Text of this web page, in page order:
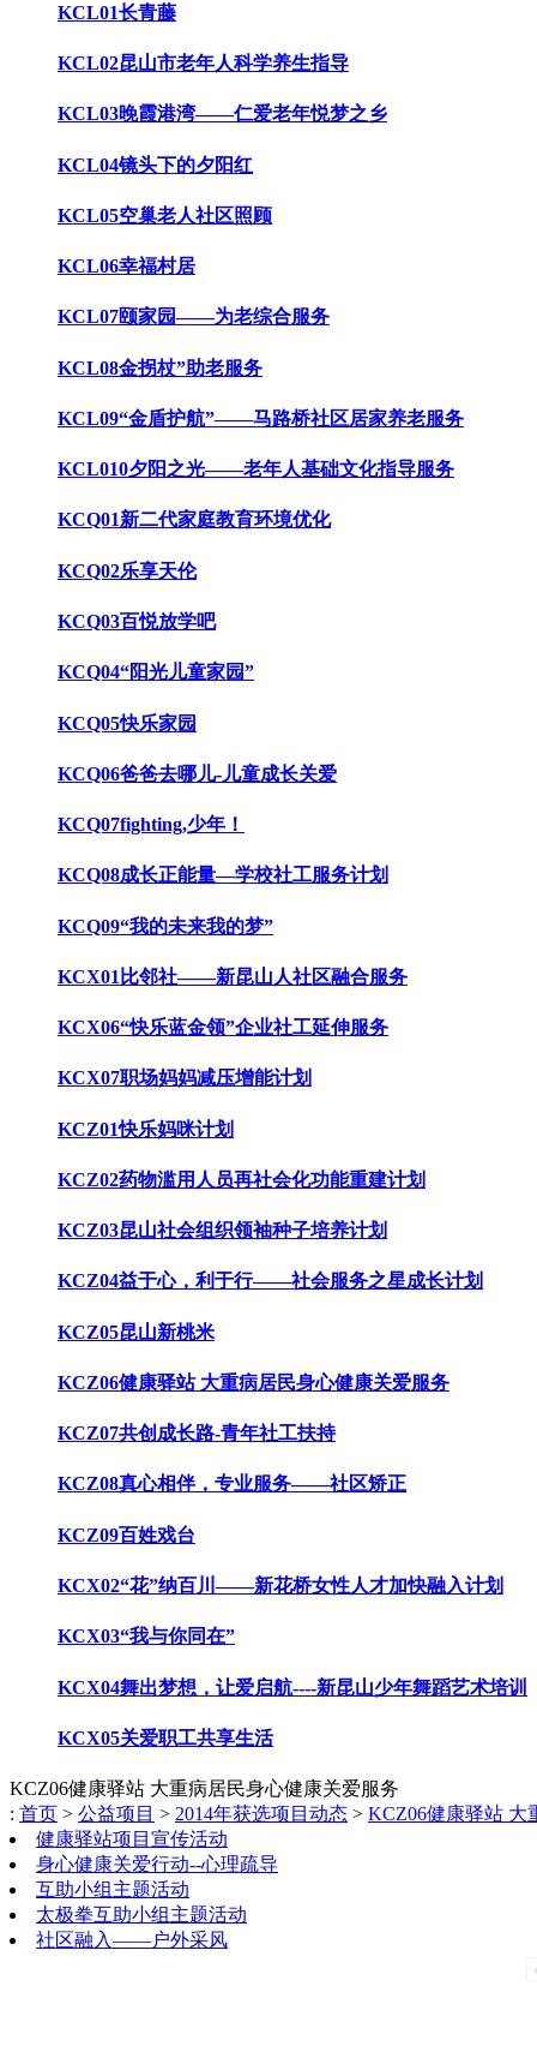
KCL01长青藤
KCL02昆山市老年人科学养生指导
KCL03晚霞港湾——仁爱老年悦梦之乡
KCL04镜头下的夕阳红
KCL05空巢老人社区照顾
KCL06幸福村居
KCL07颐家园——为老综合服务
KCL08金拐杖”助老服务
KCL09“金盾护航”——马路桥社区居家养老服务
KCL010夕阳之光——老年人基础文化指导服务
KCQ01新二代家庭教育环境优化
KCQ02乐享天伦
KCQ03百悦放学吧
KCQ04“阳光儿童家园”
KCQ05快乐家园
KCQ06爸爸去哪儿-儿童成长关爱
KCQ07fighting,少年！
KCQ08成长正能量—学校社工服务计划
KCQ09“我的未来我的梦”
KCX01比邻社——新昆山人社区融合服务
KCX06“快乐蓝金领”企业社工延伸服务
KCX07职场妈妈减压增能计划
KCZ01快乐妈咪计划
KCZ02药物滥用人员再社会化功能重建计划
KCZ03昆山社会组织领袖种子培养计划
KCZ04益于心，利于行——社会服务之星成长计划
KCZ05昆山新桃米
KCZ06健康驿站 大重病居民身心健康关爱服务
KCZ07共创成长路-青年社工扶持
KCZ08真心相伴，专业服务——社区矫正
KCZ09百姓戏台
KCX02“花”纳百川——新花桥女性人才加快融入计划
KCX03“我与你同在”
KCX04舞出梦想，让爱启航----新昆山少年舞蹈艺术培训
KCX05关爱职工共享生活
KCZ06健康驿站 大重病居民身心健康关爱服务
: 首页 > 公益项目 > 2014年获选项目动态 > KCZ06健康驿站 大
健康驿站项目宣传活动
身心健康关爱行动--心理疏导
互助小组主题活动
太极拳互助小组主题活动
社区融入——户外采风